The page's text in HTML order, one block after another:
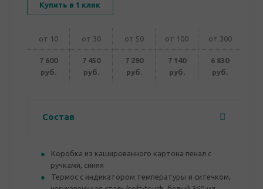
Купить в 1 клик
от 10 от 30 от 50 от 100 от 300
7 600
руб.
7 450
руб.
7 290
руб.
7 140
руб.
6 830
руб.
Состав
Коробка из кашированного картона пенал с
ручками, синяя
Термос с индикатором температуры и ситечком,